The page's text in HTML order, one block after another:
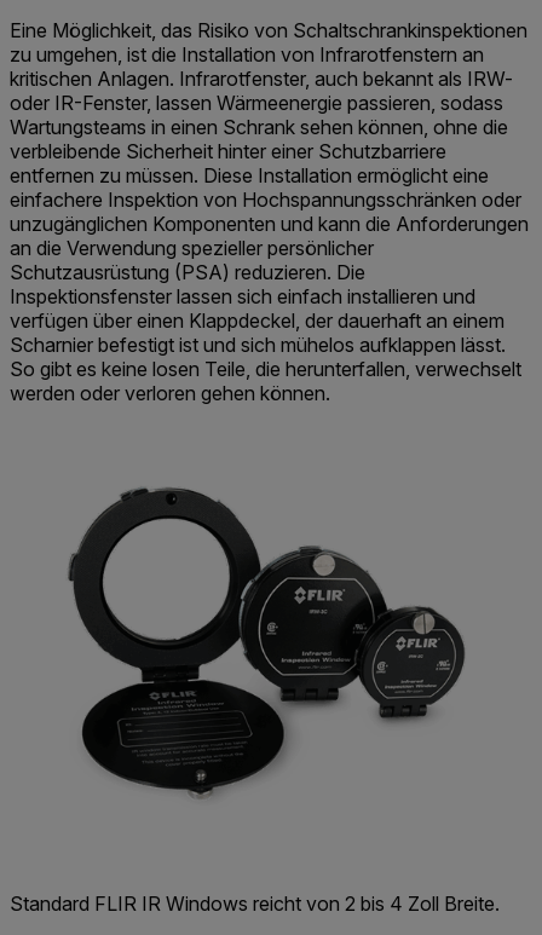
Eine Möglichkeit, das Risiko von Schaltschrankinspektionen
zu umgehen, ist die Installation von Infrarotfenstern an
kritischen Anlagen. Infrarotfenster, auch bekannt als IRW-
oder IR-Fenster, lassen Wärmeenergie passieren, sodass
Wartungsteams in einen Schrank sehen können, ohne die
verbleibende Sicherheit hinter einer Schutzbarriere
entfernen zu müssen. Diese Installation ermöglicht eine
einfachere Inspektion von Hochspannungsschränken oder
unzugänglichen Komponenten und kann die Anforderungen
an die Verwendung spezieller persönlicher
Schutzausrüstung (PSA) reduzieren. Die
Inspektionsfenster lassen sich einfach installieren und
verfügen über einen Klappdeckel, der dauerhaft an einem
Scharnier befestigt ist und sich mühelos aufklappen lässt.
So gibt es keine losen Teile, die herunterfallen, verwechselt
werden oder verloren gehen können.
Standard FLIR IR Windows reicht von 2 bis 4 Zoll Breite.